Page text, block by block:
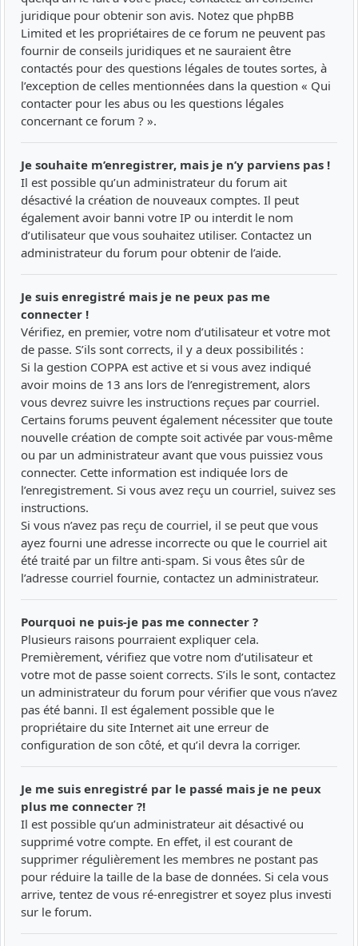
juridique pour obtenir son avis. Notez que phpBB
Limited et les propriétaires de ce forum ne peuvent pas
fournir de conseils juridiques et ne sauraient être
contactés pour des questions légales de toutes sortes, à
l’exception de celles mentionnées dans la question « Qui
contacter pour les abus ou les questions légales
concernant ce forum ? ».
Je souhaite m’enregistrer, mais je n’y parviens pas !
Il est possible qu’un administrateur du forum ait
désactivé la création de nouveaux comptes. Il peut
également avoir banni votre IP ou interdit le nom
d’utilisateur que vous souhaitez utiliser. Contactez un
administrateur du forum pour obtenir de l’aide.
Je suis enregistré mais je ne peux pas me
connecter !
Vérifiez, en premier, votre nom d’utilisateur et votre mot
de passe. S’ils sont corrects, il y a deux possibilités :
Si la gestion COPPA est active et si vous avez indiqué
avoir moins de 13 ans lors de l’enregistrement, alors
vous devrez suivre les instructions reçues par courriel.
Certains forums peuvent également nécessiter que toute
nouvelle création de compte soit activée par vous-même
ou par un administrateur avant que vous puissiez vous
connecter. Cette information est indiquée lors de
l’enregistrement. Si vous avez reçu un courriel, suivez ses
instructions.
Si vous n’avez pas reçu de courriel, il se peut que vous
ayez fourni une adresse incorrecte ou que le courriel ait
été traité par un filtre anti-spam. Si vous êtes sûr de
l’adresse courriel fournie, contactez un administrateur.
Pourquoi ne puis-je pas me connecter ?
Plusieurs raisons pourraient expliquer cela.
Premièrement, vérifiez que votre nom d’utilisateur et
votre mot de passe soient corrects. S’ils le sont, contactez
un administrateur du forum pour vérifier que vous n’avez
pas été banni. Il est également possible que le
propriétaire du site Internet ait une erreur de
configuration de son côté, et qu’il devra la corriger.
Je me suis enregistré par le passé mais je ne peux
plus me connecter ?!
Il est possible qu’un administrateur ait désactivé ou
supprimé votre compte. En effet, il est courant de
supprimer régulièrement les membres ne postant pas
pour réduire la taille de la base de données. Si cela vous
arrive, tentez de vous ré-enregistrer et soyez plus investi
sur le forum.